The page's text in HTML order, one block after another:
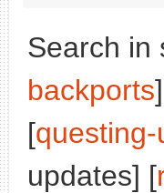
Search in
backports
[
updates] [